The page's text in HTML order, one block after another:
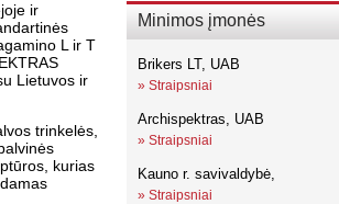
Minimos įmonės
Brikers LT, UAB
» Straipsniai
Archispektras, UAB
» Straipsniai
Kauno r. savivaldybė,
» Straipsniai
ir
L ir T
Lietuvos ir
trinkelės,
kurias